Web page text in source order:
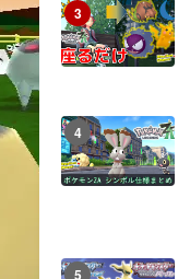
3
4
5